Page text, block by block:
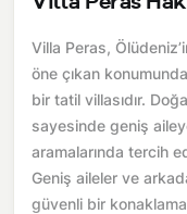
Villa Peras,
öne çıkan
bir tatil villasıdır.
sayesinde geniş
aramalarında tercih
Geniş aileler ve
güvenli bir konaklama